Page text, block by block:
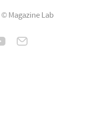
© Magazine Lab